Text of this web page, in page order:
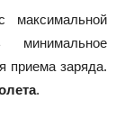
максимальной
минимальное
приема заряда.
.